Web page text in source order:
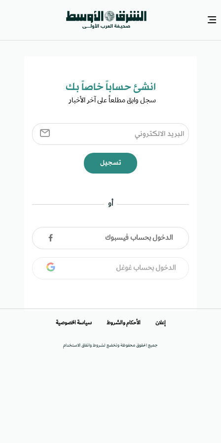
انشئ حساباً خاصاً بك​
سجل وابق مطلعاً على آخر الأخبار ​
تسجيل
أو
الدخول بحساب فيسبوك
الدخول بحساب غوغل
جميع الحقوق محفوظة وتخضع لشروط واتفاق الاستخدام
إعلان الأحكام والشروط سياسة الخصوصية